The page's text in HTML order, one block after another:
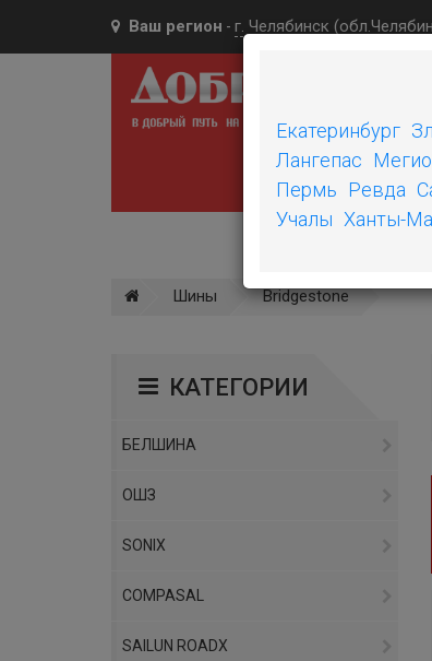
Екатеринбург
Лангепас
Пермь Ревда
Учалы Ханты-
Ваш регион - г. Челябинск
Шины Bridgestone
КАТЕГОРИИ
БЕЛШИНА
ОШЗ
SONIX
COMPASAL
SAILUN ROADX